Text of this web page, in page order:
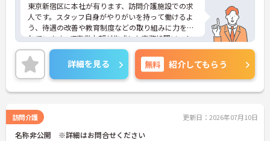
東京新宿区に本社が有ります、訪問介護施設での求
人です。スタッフ自身がやりがいを持って働けるよ
う、待遇の改善や教育制度などの取り組みに力を入
れています。IT事業本部が作成した事務処理ソフト
を導入しており、事務作業は少なく、その分ご利用
者様への対応を重視することもできます。入社後の
研修はもちろん、介護技術研修、PC研修、マナー研
修、資格取得のための勉強会等ステップに応じて用
意されており安心してご就業いただけます。
細などお話しいたしますのでお気軽にお問い合わせ
下さい。
詳細を見る 無料 紹介してもらう
訪問介護 更新日：2026年07月10日
名称非公開 ※詳細はお問合せください